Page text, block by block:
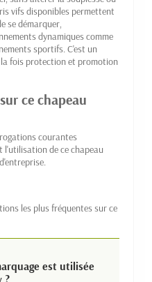
vifs disponibles permettent
se démarquer,
dynamiques comme
sportifs. C'est un
fois protection et promotion
ce chapeau
courantes
de ce chapeau
les plus fréquentes sur ce
est utilisée